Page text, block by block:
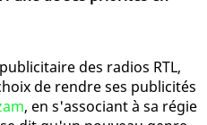
des radios RTL,
de rendre ses publicités
, en s'associant à sa régie